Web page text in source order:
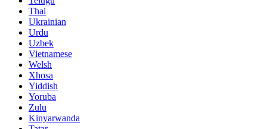
Thai
Ukrainian
Urdu
Uzbek
Vietnamese
Welsh
Xhosa
Yiddish
Yoruba
Zulu
Kinyarwanda